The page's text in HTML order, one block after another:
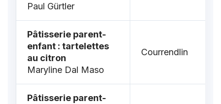
Paul Gürtler
Pâtisserie parent-
enfant : tartelettes
au citron
Maryline Dal Maso
Courrendlin
Pâtisserie parent-